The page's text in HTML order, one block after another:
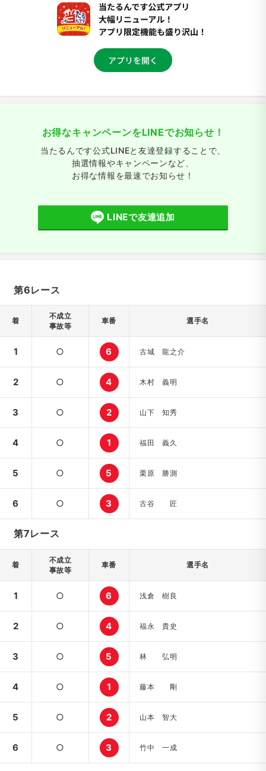
お得なキャンペーンをLINEでお知らせ！
当たるんです公式LINEと友達登録することで、
抽選情報やキャンペーンなど、
お得な情報を最速でお知らせ！
LINEで友達追加
第6レース
着
不成立
事故等
車番 選手名
1 ○ 6 古城 龍之介
2 ○ 4 木村 義明
3 ○ 2 山下 知秀
4 ○ 1 福田 義久
5 ○ 5 栗原 勝測
6 ○ 3 古谷 匠
第7レース
着
不成立
事故等
車番 選手名
1 ○ 6 浅倉 樹良
2 ○ 4 福永 貴史
3 ○ 5 林 弘明
4 ○ 1 藤本 剛
5 ○ 2 山本 智大
6 ○ 3 竹中 一成